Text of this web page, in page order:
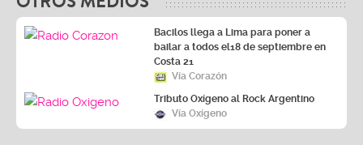
Bacilos llega a Lima para poner a
bailar a todos el18 de septiembre en
Costa 21
Vía Corazón
Tributo Oxígeno al Rock Argentino
Vía Oxígeno